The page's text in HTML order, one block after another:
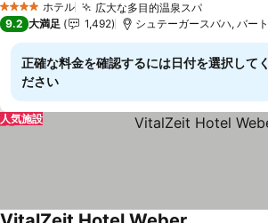
4 ホテルのランク
ホテル
広大な多目的温泉スパ
9.2 大満足 1,492
正確な料金を確認するには日付を選択してく
ださい
人気施設